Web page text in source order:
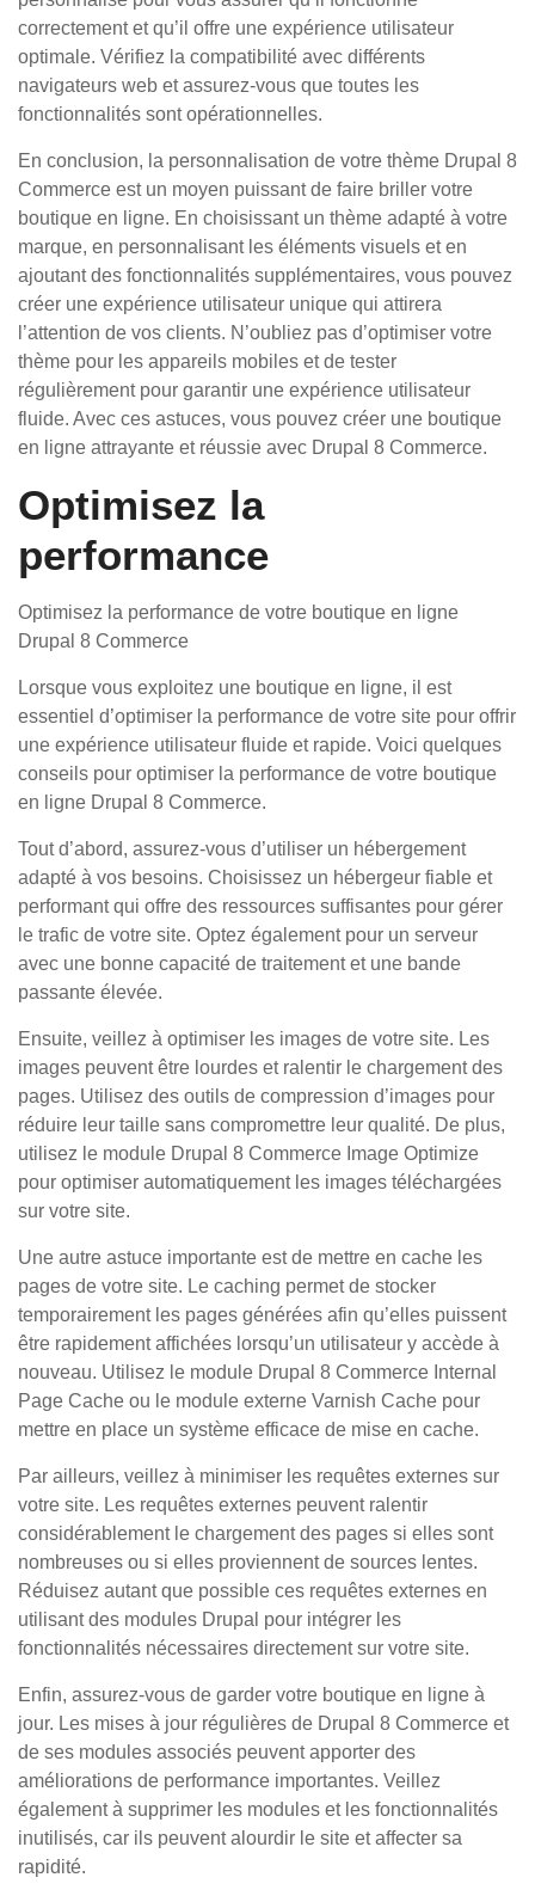
correctement et qu’il offre une expérience utilisateur
optimale. Vérifiez la compatibilité avec différents
navigateurs web et assurez-vous que toutes les
fonctionnalités sont opérationnelles.
En conclusion, la personnalisation de votre thème Drupal 8
Commerce est un moyen puissant de faire briller votre
boutique en ligne. En choisissant un thème adapté à votre
marque, en personnalisant les éléments visuels et en
ajoutant des fonctionnalités supplémentaires, vous pouvez
créer une expérience utilisateur unique qui attirera
l’attention de vos clients. N’oubliez pas d’optimiser votre
thème pour les appareils mobiles et de tester
régulièrement pour garantir une expérience utilisateur
fluide. Avec ces astuces, vous pouvez créer une boutique
en ligne attrayante et réussie avec Drupal 8 Commerce.
Optimisez la
performance
Optimisez la performance de votre boutique en ligne
Drupal 8 Commerce
Lorsque vous exploitez une boutique en ligne, il est
essentiel d’optimiser la performance de votre site pour offrir
une expérience utilisateur fluide et rapide. Voici quelques
conseils pour optimiser la performance de votre boutique
en ligne Drupal 8 Commerce.
Tout d’abord, assurez-vous d’utiliser un hébergement
adapté à vos besoins. Choisissez un hébergeur fiable et
performant qui offre des ressources suffisantes pour gérer
le trafic de votre site. Optez également pour un serveur
avec une bonne capacité de traitement et une bande
passante élevée.
Ensuite, veillez à optimiser les images de votre site. Les
images peuvent être lourdes et ralentir le chargement des
pages. Utilisez des outils de compression d’images pour
réduire leur taille sans compromettre leur qualité. De plus,
utilisez le module Drupal 8 Commerce Image Optimize
pour optimiser automatiquement les images téléchargées
sur votre site.
Une autre astuce importante est de mettre en cache les
pages de votre site. Le caching permet de stocker
temporairement les pages générées afin qu’elles puissent
être rapidement affichées lorsqu’un utilisateur y accède à
nouveau. Utilisez le module Drupal 8 Commerce Internal
Page Cache ou le module externe Varnish Cache pour
mettre en place un système efficace de mise en cache.
Par ailleurs, veillez à minimiser les requêtes externes sur
votre site. Les requêtes externes peuvent ralentir
considérablement le chargement des pages si elles sont
nombreuses ou si elles proviennent de sources lentes.
Réduisez autant que possible ces requêtes externes en
utilisant des modules Drupal pour intégrer les
fonctionnalités nécessaires directement sur votre site.
Enfin, assurez-vous de garder votre boutique en ligne à
jour. Les mises à jour régulières de Drupal 8 Commerce et
de ses modules associés peuvent apporter des
améliorations de performance importantes. Veillez
également à supprimer les modules et les fonctionnalités
inutilisés, car ils peuvent alourdir le site et affecter sa
rapidité.